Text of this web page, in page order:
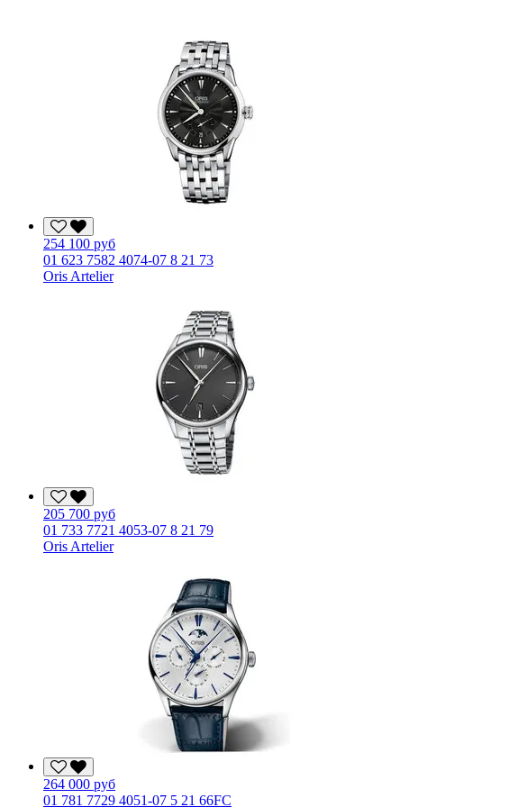
254 100 руб
01 623 7582 4074-07 8 21 73
Oris Artelier
205 700 руб
01 733 7721 4053-07 8 21 79
Oris Artelier
264 000 руб
01 781 7729 4051-07 5 21 66FC